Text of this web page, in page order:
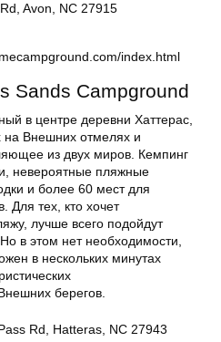
Avon, NC 27915
index.html
Sands Campground
в центре деревни Хаттерас,
на Внешних отмелях и
из двух миров. Кемпинг
невероятные пляжные
и более 60 мест для
Для тех, кто хочет
лучше всего подойдут
в этом нет необходимости,
в нескольких минутах
берегов.
Rd, Hatteras, NC 27943